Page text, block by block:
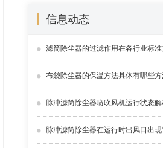
ZESX双层翻板阀
信息动态
滤筒除尘器的过滤作用在各行业标
的优势解析
布袋除尘器的保温方法具体有哪些
析
脉冲滤筒除尘器喷吹风机运行状态
脉冲滤筒除尘器在运行时出风口出现